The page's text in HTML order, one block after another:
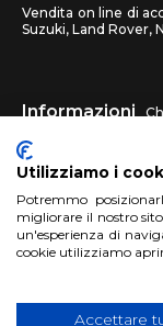
Vendita on line di
Suzuki, Land Rover,
Informazioni
recessi
HM4X4 FAQ
Account Registrati
Utilizziamo i
Potremmo
migliorare il nostro
un'esperienza di
cookie utilizziamo
Accettare